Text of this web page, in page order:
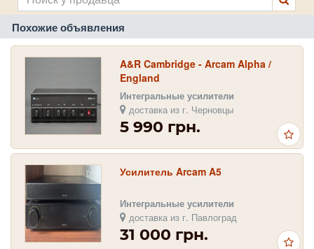
Похожие объявления
A&R Cambridge - Arcam Alpha /
England
Интегральные усилители
доставка из г. Черновцы
5 990 грн.
Усилитель Arcam A5
Интегральные усилители
доставка из г. Павлоград
31 000 грн.